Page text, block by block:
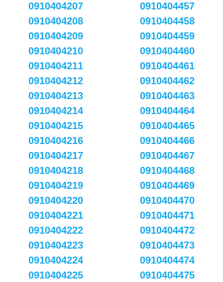
0910404207
0910404208
0910404209
0910404210
0910404211
0910404212
0910404213
0910404214
0910404215
0910404216
0910404217
0910404218
0910404219
0910404220
0910404221
0910404222
0910404223
0910404224
0910404225
0910404457
0910404458
0910404459
0910404460
0910404461
0910404462
0910404463
0910404464
0910404465
0910404466
0910404467
0910404468
0910404469
0910404470
0910404471
0910404472
0910404473
0910404474
0910404475